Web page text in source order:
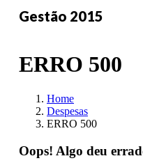
Gestão 2015